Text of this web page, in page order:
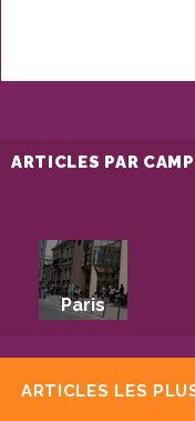
ARTICLES PAR
Paris
ARTICLES LES